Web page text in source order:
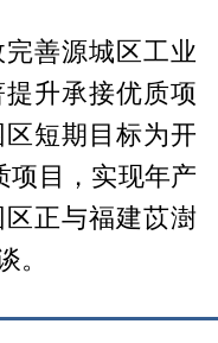
善源城区工业
升承接优质项
短期目标为开
项目，实现年产
正与福建苡澍
。